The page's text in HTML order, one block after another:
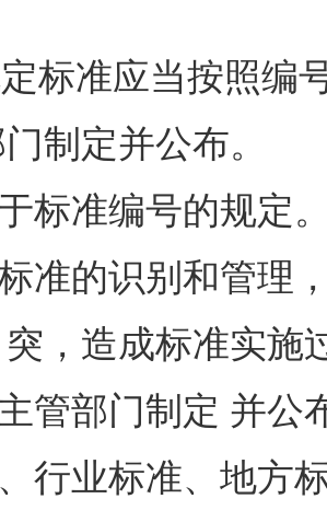
标准应当按照编
制定并公布。
标准编号的规定
准的识别和管理
，造成标准实施
管部门制定 并公
行业标准、地方